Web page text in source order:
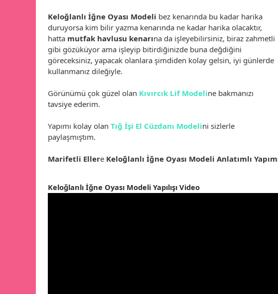
Keloğlanlı İğne Oyası Modeli bez kenarında bu kadar harika
duruyorsa kim bilir yazma kenarında ne kadar harika olacaktır,
hatta mutfak havlusu kenarına da işleyebilirsiniz, biraz zahmetli
gibi gözüküyor ama işleyip bitirdiğinizde buna değdiğini
göreceksiniz, yapacak olanlara şimdiden kolay gelsin, iyi günlerde
kullanmanız dileğiyle.
Görünümü çok güzel olan Kıvırcık Lif Modeline bakmanızı
tavsiye ederim.
Yapımı kolay olan Tığ İşi El Cüzdanı Modelini sizlerle
paylaşmıştım.
Marifetli Ellere Keloğlanlı İğne Oyası Modeli Anlatımlı
Keloğlanlı İğne Oyası Modeli Yapılışı Video